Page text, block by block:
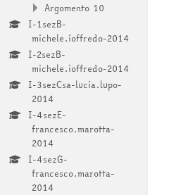
Argomento 10
I-1sezB-
michele.ioffredo-2014
I-2sezB-
michele.ioffredo-2014
I-3sezCsa-lucia.lupo-
2014
I-4sezE-
francesco.marotta-
2014
I-4sezG-
francesco.marotta-
2014